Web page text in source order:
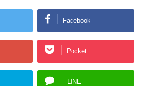
Facebook
Pocket
LINE